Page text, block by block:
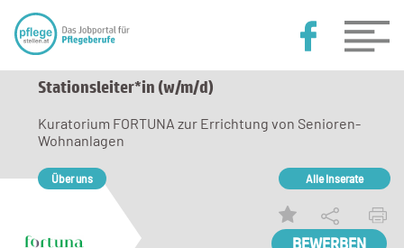
Stationsleiter*in (w/m/d)
Kuratorium FORTUNA zur Errichtung von Senioren-
Wohnanlagen
Über uns Alle Inserate